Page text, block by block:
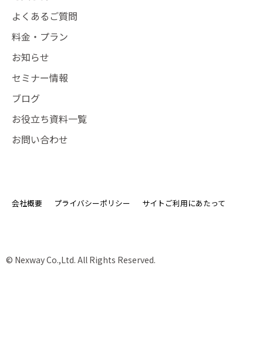
よくあるご質問
料金・プラン
お知らせ
セミナー情報
ブログ
お役立ち資料一覧
お問い合わせ
会社概要 プライバシーポリシー サイトご利用にあたって
© Nexway Co.,Ltd. All Rights Reserved.